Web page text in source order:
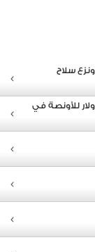
سلاح
الذهب إلى 5 آلاف دولار للأونصة في